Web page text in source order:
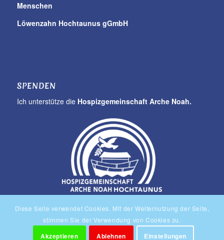
Menschen
Löwenzahn Hochtaunus gGmbH
SPENDEN
Ich unterstütze dieHospizgemeinschaft Arche Noah.
Hier Spenden!
Diese Seite verwendet Cookies. Mit der Weiternutzung der Seite,
stimmen Sie der Verwendung von Cookies zu.
Akzeptieren Ablehnen Einstellungen